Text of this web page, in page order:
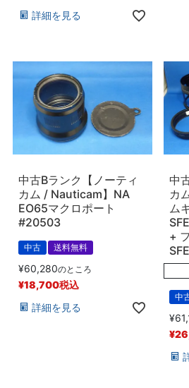
詳細を見る
中古Bランク【ノーティ
カム / Nauticam】NA
EO65マクロポート
#20503
中古 送料無料
¥60,280のところ
¥18,700税込
詳細を見る
中
カ
ム
+
中
¥
¥